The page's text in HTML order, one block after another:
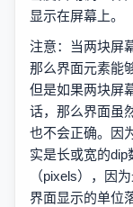
显示在屏幕上。
注意：当两块屏
那么界面元素能
但是如果两块屏
话，那么界面虽
也不会正确。因
实是长或宽的
（pixels），因
界面显示的单位